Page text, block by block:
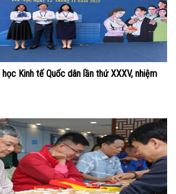
Kinh tế Quốc dân lần thứ XXXV, nhiệm